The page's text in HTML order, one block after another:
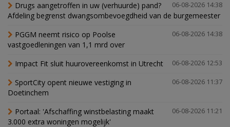
06-08-2026 14:38
Drugs aangetroffen in uw (verhuurde) pand?
Afdeling begrenst dwangsombevoegdheid van de burgemeester
06-08-2026 14:38
PGGM neemt risico op Poolse
vastgoedleningen van 1,1 mrd over
06-08-2026 12:53
Impact Fit sluit huurovereenkomst in Utrecht
06-08-2026 11:37
SportCity opent nieuwe vestiging in
Doetinchem
06-08-2026 11:21
Portaal: 'Afschaffing winstbelasting maakt
3.000 extra woningen mogelijk'